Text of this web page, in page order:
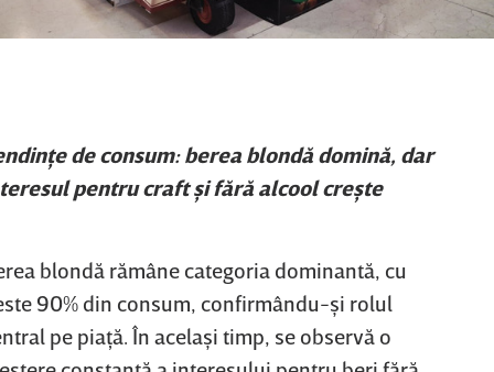
de consum: berea blondă domină, dar
pentru craft şi fără alcool creşte
blondă rămâne categoria dominantă, cu
90% din consum, confirmându-şi rolul
pe piaţă. În acelaşi timp, se observă o